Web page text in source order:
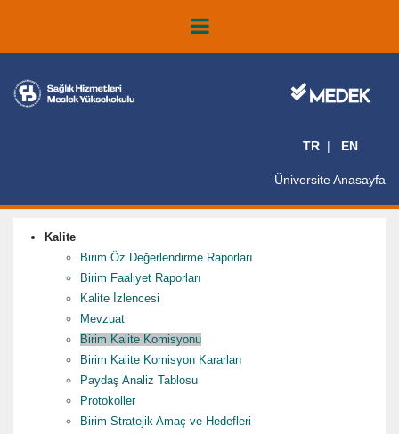
TR EN
Üniversite Anasayfa
Kalite
Birim Öz Değerlendirme Raporları
Birim Faaliyet Raporları
Kalite İzlencesi
Mevzuat
Birim Kalite Komisyonu
Birim Kalite Komisyon Kararları
Paydaş Analiz Tablosu
Protokoller
Birim Stratejik Amaç ve Hedefleri